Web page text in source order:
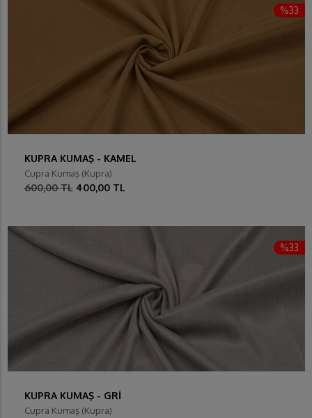
%33
KUPRA KUMAŞ - KAMEL
Cupra Kumaş (Kupra)
600,00 TL 400,00 TL
%33
KUPRA KUMAŞ - GRİ
Cupra Kumaş (Kupra)